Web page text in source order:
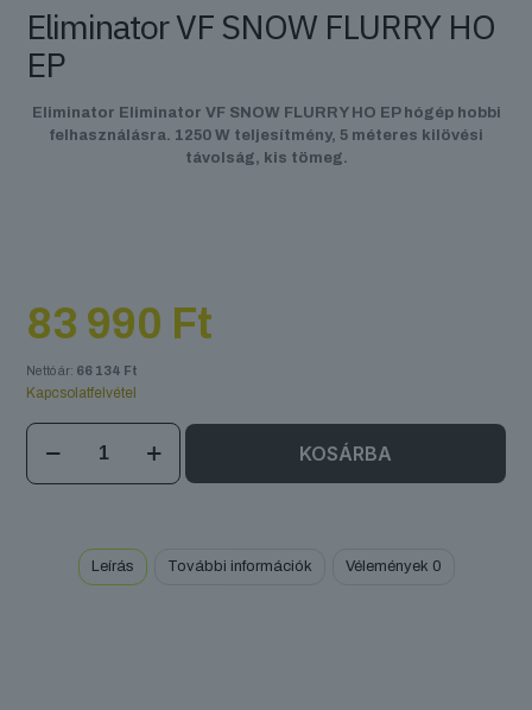
Eliminator VF SNOW FLURRY HO
EP
Eliminator Eliminator VF SNOW FLURRY HO EP hógép hobbi
felhasználásra. 1250 W teljesítmény, 5 méteres kilövési
távolság, kis tömeg.
83 990 Ft
Nettó ár: 66 134 Ft
Kapcsolatfelvétel
Eliminator
SNOW
mennyiség
KOSÁRBA
Leírás További információk Vélemények 0